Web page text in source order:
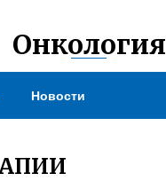
Онкология
Новости